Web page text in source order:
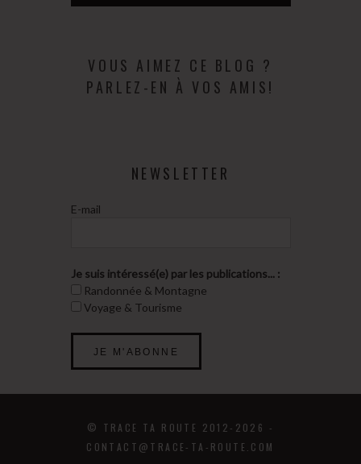
VOUS AIMEZ CE BLOG ?
PARLEZ-EN À VOS AMIS!
NEWSLETTER
E-mail
Je suis intéressé(e) par les publications... :
Randonnée & Montagne
Voyage & Tourisme
© TRACE TA ROUTE 2012-2026 -
CONTACT@TRACE-TA-ROUTE.COM